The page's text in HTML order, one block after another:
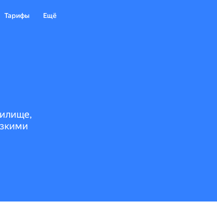
Тарифы Ещё